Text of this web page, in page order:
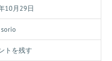
10月29日
sorio
トを残す